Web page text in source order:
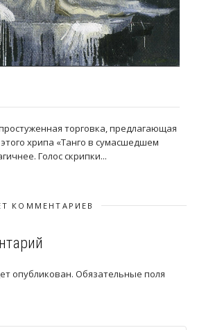
торговка, предлагающая
хрипа «Танго в сумасшедшем
Голос скрипки...
КОММЕНТАРИЕВ
опубликован. Обязательные поля